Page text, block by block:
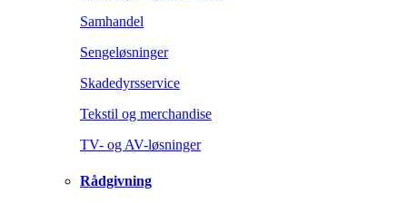
Samhandel
Sengeløsninger
Skadedyrsservice
Tekstil og merchandise
TV- og AV-løsninger
Rådgivning